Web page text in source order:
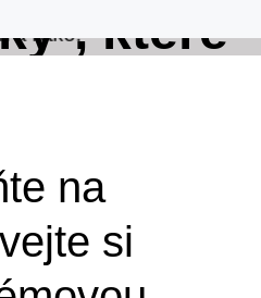
které
na
si